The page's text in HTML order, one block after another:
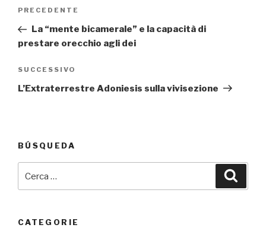
Articolo
precedente:
PRECEDENTE
La “mente bicamerale” e la capacità di
prestare orecchio agli dei
Articolo
successivo
SUCCESSIVO
L’Extraterrestre Adoniesis sulla vivisezione
BÚSQUEDA
CATEGORIE